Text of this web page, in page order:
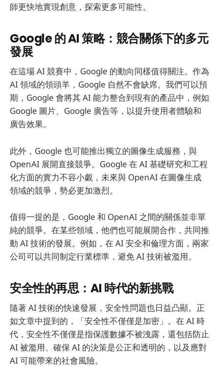
師更快地實現創意，探索更多可能性。
Google 的 AI 策略：競合關係下的多元
發展
在這場 AI 競賽中，Google 的動向同樣值得關注。作為
AI 領域的領頭羊，Google 自然不會缺席。我們可以預
期，Google 會將其 AI 能力整合到現有的產品中，例如
Google 圖片、Google 廣告等，以提升使用者體驗和
廣告效果。
此外，Google 也可能推出獨立的圖像生成服務，與
OpenAI 展開直接競爭。Google 在 AI 基礎研究和工程
化方面的實力不容小覷，未來與 OpenAI 在圖像生成
領域的競爭，勢必更加激烈。
值得一提的是，Google 和 OpenAI 之間的關係並非單
純的競爭。在某些領域，他們也可能展開合作，共同推
動 AI 技術的發展。例如，在 AI 安全和倫理方面，兩家
公司可以共同制定行業標準，避免 AI 技術被濫用。
安全性的再思：AI 時代的新挑戰
隨著 AI 技術的快速發展，安全性問題也日益凸顯。正
如文章中提到的，「安全性不僅僅是加密」。在 AI 時
代，安全性不僅僅是指保護數據不被洩露，還包括防止
AI 被濫用、確保 AI 的決策是公正和透明的，以及應對
AI 可能帶來的社會風險。